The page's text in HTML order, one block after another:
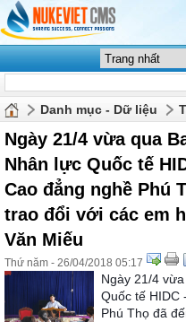
Danh mục - Dữ liệu
Ngày 21/4 vừa qua
Nhân lực Quốc tế
Cao đẳng nghề Phú
trao đổi với các em
Văn Miếu
Thứ năm - 26/04/2018 05:17
Ngày 21/4
Quốc tế HIDC
Phú Thọ đã